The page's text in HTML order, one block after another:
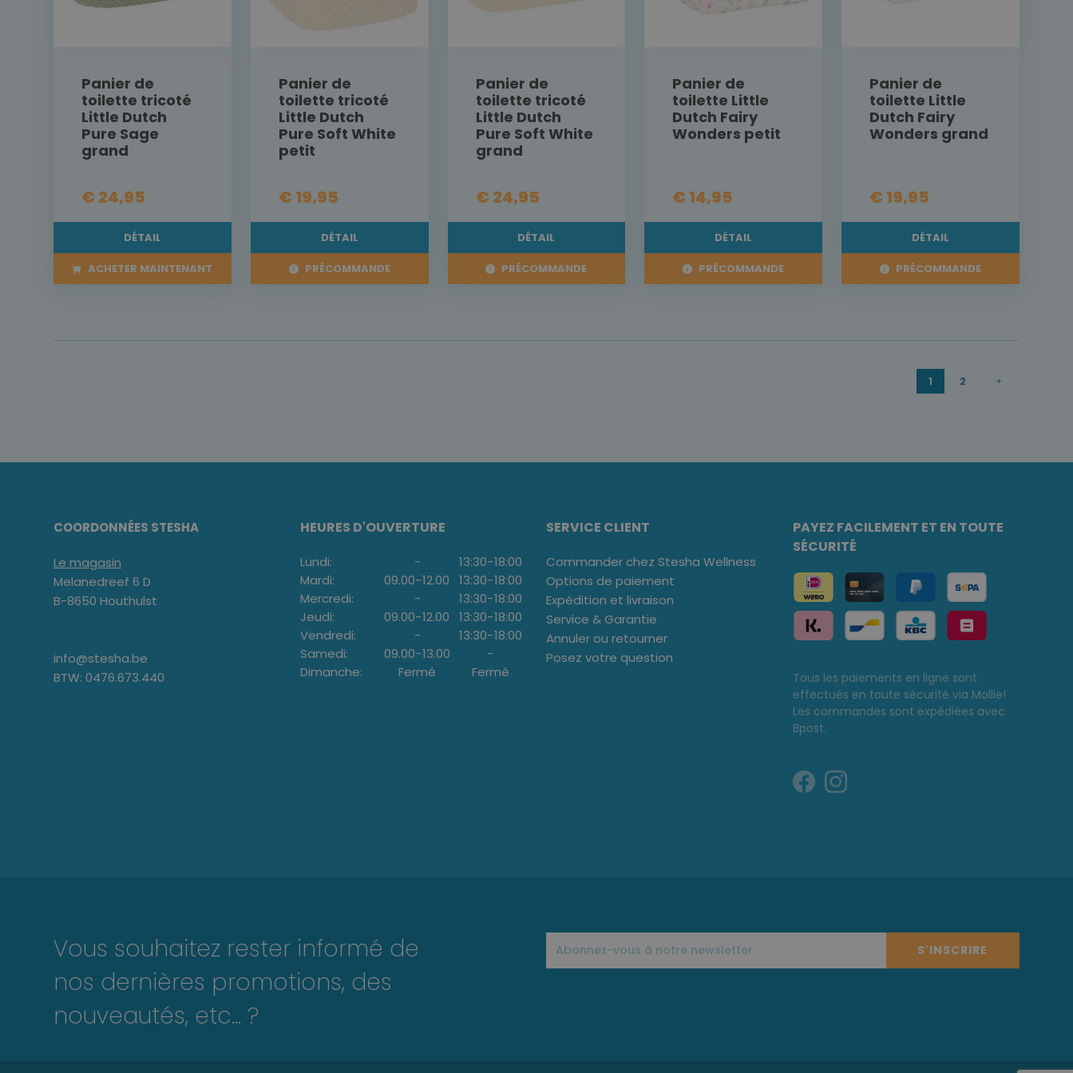
Panier de
toilette tricoté
Little Dutch
Pure Sage
grand
€ 24,95
DÉTAIL
ACHETER MAINTENANT
Panier de
toilette tricoté
Little Dutch
Pure Soft White
petit
€ 19,95
DÉTAIL
PRÉCOMMANDE
Panier de
toilette tricoté
Little Dutch
Pure Soft White
grand
€ 24,95
DÉTAIL
PRÉCOMMANDE
Panier de
toilette Little
Dutch Fairy
Wonders petit
€ 14,95
DÉTAIL
PRÉCOMMANDE
Panier de
toilette Little
Dutch Fairy
Wonders grand
€ 19,95
DÉTAIL
PRÉCOMMANDE
1 2
COORDONNÉES STESHA
Le magasin
Melanedreef 6 D
B-8650 Houthulst
info@stesha.be
BTW: 0476.673.440
HEURES D'OUVERTURE
Lundi: - 13:30-18:00
Mardi:
09.00-12.00 13:30-18:00
Mercredi:
- 13:30-18:00
Jeudi:
09.00-12.00 13:30-18:00
Vendredi:
- 13:30-18:00
Samedi:
09.00-13.00
-
Dimanche:
Fermé Fermé
SERVICE CLIENT
Commander chez Stesha Wellness
Options de paiement
Expédition et livraison
Service & Garantie
Annuler ou retourner
Posez votre question
PAYEZ FACILEMENT ET EN TOUTE
SÉCURITÉ
Tous les paiements en ligne sont
effectués en toute sécurité via Mollie!
Les commandes sont expédiées avec
Bpost.
Vous souhaitez rester informé de
nos dernières promotions, des
nouveautés, etc... ?
S'INSCRIRE